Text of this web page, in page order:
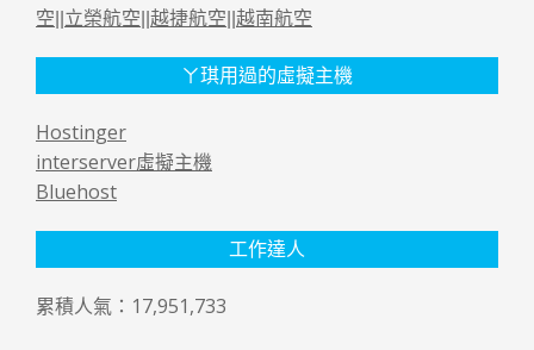
空 立榮航空 越捷航空 越南航空
ㄚ琪用過的虛擬主機
Hostinger
interserver虛擬主機
Bluehost
工作達人
累積人氣：17,951,733